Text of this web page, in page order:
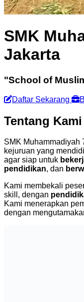
SMK
Jakarta
"School of
Daftar Sekarang
Tentang Kami
SMK Muhammadiyah
kejuruan yang
agar siap untuk
pendidikan, dan
Kami membekali
skill, dengan
Kami menerapkan
dengan